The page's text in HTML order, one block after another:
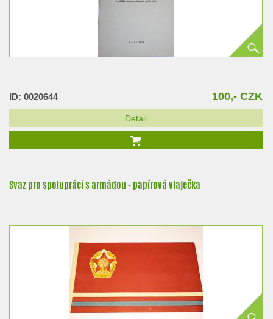
ID: 0020644 100,- CZK
Detail
Svaz pro spolupráci s armádou - papírová vlaječka